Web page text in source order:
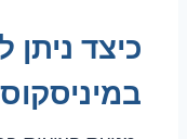
כיצד ניתן